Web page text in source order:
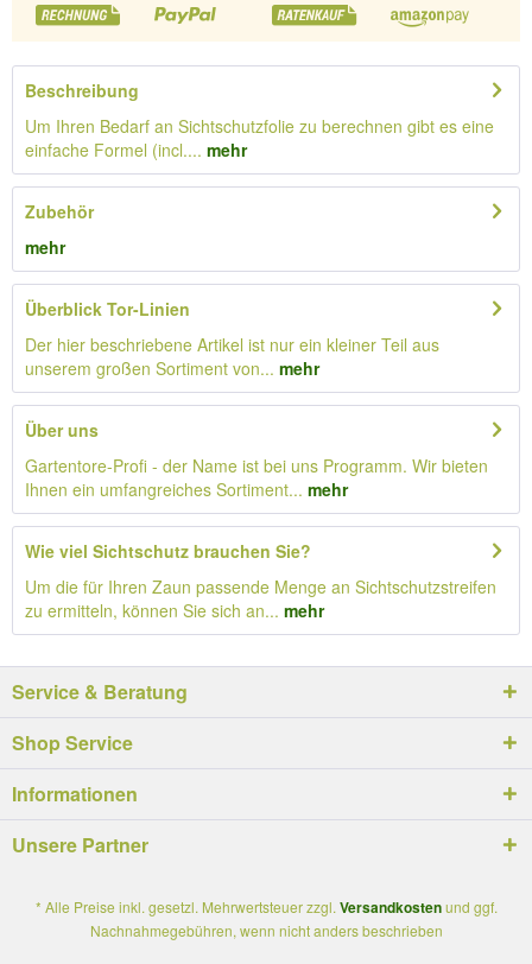
Beschreibung
Um Ihren Bedarf an Sichtschutzfolie zu berechnen gibt es eine
einfache Formel (incl.... mehr
Zubehör
mehr
Überblick Tor-Linien
Der hier beschriebene Artikel ist nur ein kleiner Teil aus
unserem großen Sortiment von... mehr
Über uns
Gartentore-Profi - der Name ist bei uns Programm. Wir bieten
Ihnen ein umfangreiches Sortiment... mehr
Wie viel Sichtschutz brauchen Sie?
Um die für Ihren Zaun passende Menge an Sichtschutzstreifen
zu ermitteln, können Sie sich an... mehr
Service & Beratung
Shop Service
Informationen
Unsere Partner
* Alle Preise inkl. gesetzl. Mehrwertsteuer zzgl. Versandkostenund ggf.
Nachnahmegebühren, wenn nicht anders beschrieben